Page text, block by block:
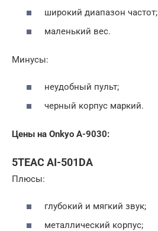
широкий диапазон частот;
маленький вес.
Минусы:
неудобный пульт;
черный корпус маркий.
Цены на Onkyo A-9030:
5TEAC AI-501DA
Плюсы:
глубокий и мягкий звук;
металлический корпус;